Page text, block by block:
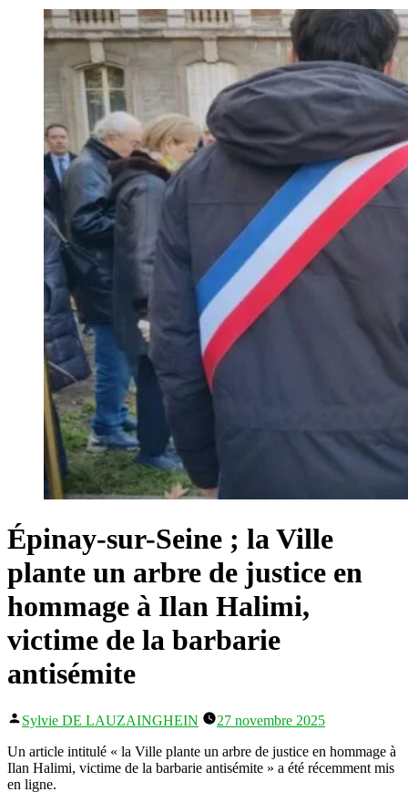
Épinay-sur-Seine ; la Ville
plante un arbre de justice en
hommage à Ilan Halimi,
victime de la barbarie
antisémite
Publié
Sylvie DE LAUZAINGHEIN
27 novembre 2025
Un article intitulé « la Ville plante un arbre de justice en hommage à
Ilan Halimi, victime de la barbarie antisémite » a été récemment mis
en ligne.